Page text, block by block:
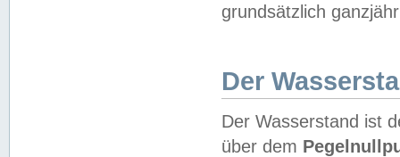
grundsätzlich
Der
Der Wasserstand ist
über dem